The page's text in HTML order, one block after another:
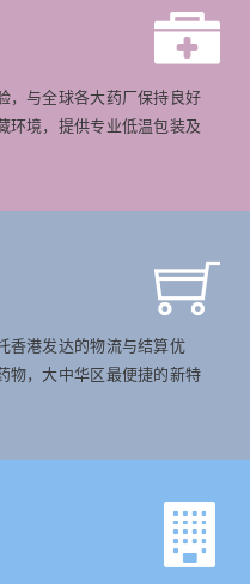
，与全球各大药厂保持良好
环境，提供专业低温包装及
香港发达的物流与结算优
物，大中华区最便捷的新特